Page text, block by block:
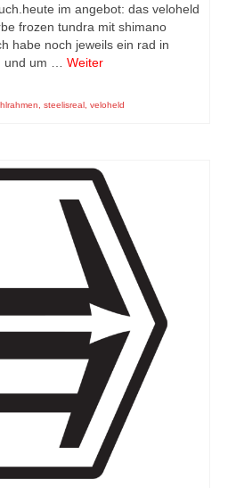
im angebot: das veloheld
frozen tundra mit shimano
habe noch jeweils ein rad in
und um … Weiter
, steelisreal, veloheld